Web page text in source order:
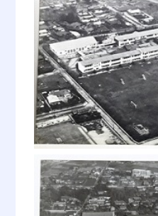
昭和25年
浦和市立
浦和市立高等
職。
昭和25年
大宮市立北
浦和市立高等